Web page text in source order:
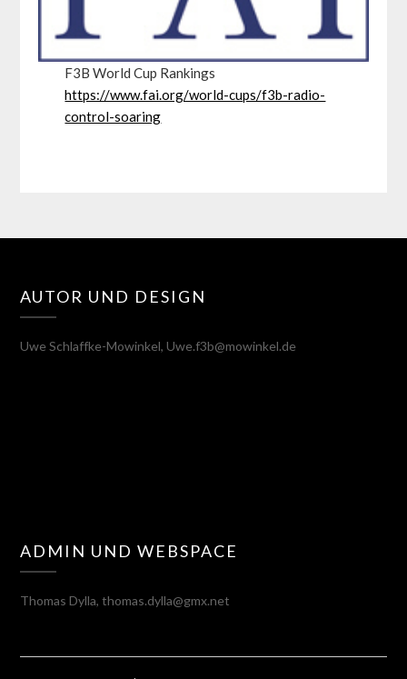
F3B World Cup Rankings
https://www.fai.org/world-cups/f3b-radio-
control-soaring
AUTOR UND DESIGN
Uwe Schlaffke-Mowinkel, Uwe.f3b@mowinkel.de
ADMIN UND WEBSPACE
Thomas Dylla, thomas.dylla@gmx.net